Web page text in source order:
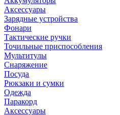
Аксессуары
Зарядные устройства
Фонари
Тактические ручки
Точильные приспособления
Мультитулы
Снаряжение
Посуда
Рюкзаки и сумки
Одежда
Паракорд
Аксессуары